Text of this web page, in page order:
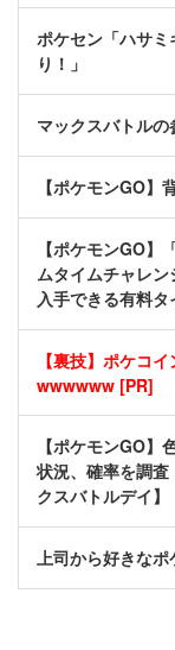
ポケセン「ハサ
り！」
マックスバトル
【ポケモンGO】
【ポケモンGO
ムタイムチャレ
入手できる有料
【裏技】ポケコ
wwwwww [PR]
【ポケモンGO
状況、確率を調
クスバトルデイ】
上司から好きな